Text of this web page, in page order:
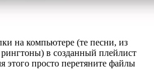
на компьютере (те песни, из
рингтоны) в созданный плейлист
просто перетяните файлы